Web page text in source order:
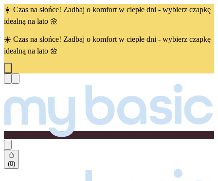
☀️ Czas na słońce! Zadbaj o komfort w ciepłe dni - wybierz czapkę
idealną na lato 🌼
☀️ Czas na słońce! Zadbaj o komfort w ciepłe dni - wybierz czapkę
idealną na lato 🌼
(0)